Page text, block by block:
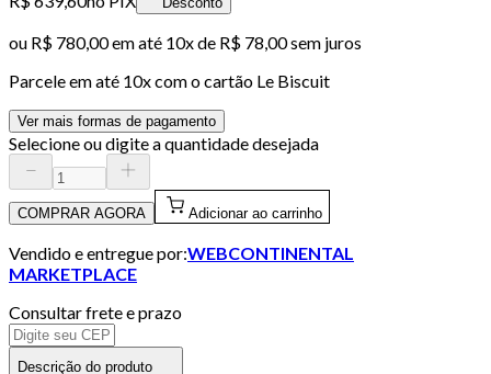
ou R$ 780,00em até 10x de R$ 78,00 sem juros
Parcele em até 10x com o cartão Le Biscuit
Ver mais formas de pagamento
Selecione ou digite a quantidade desejada
COMPRAR AGORA Adicionar ao carrinho
Vendido e entregue por:WEBCONTINENTAL
MARKETPLACE
Consultar frete e prazo
Descrição do produto